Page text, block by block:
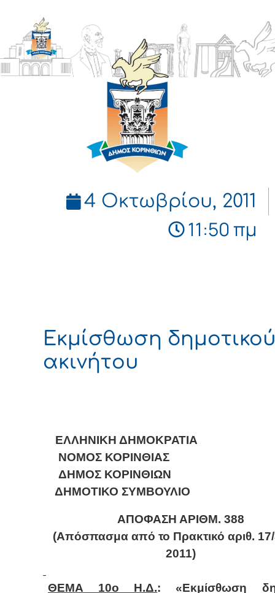
ΔΗΜΟΣ
ΚΟΡΙΝΘΙΩΝ
4 Οκτωβρίου, 2011
11:50 πμ
Εκμίσθωση
ακινήτου
ΕΛΛΗΝΙΚΗ ΔΗΜΟΚΡΑΤΙΑ
ΝΟΜΟΣ ΚΟΡΙΝΘΙΑΣ
ΔΗΜΟΣ ΚΟΡΙΝΘΙΩΝ
ΔΗΜΟΤΙΚΟ ΣΥΜΒΟΥΛΙΟ
ΑΠΟΦΑΣΗ ΑΡΙΘΜ.388
(Απόσπασμα από το Πρακτικό αριθ.
2011)
ΘΕΜΑ 10ο Η.Δ.: «Εκμίσθωση